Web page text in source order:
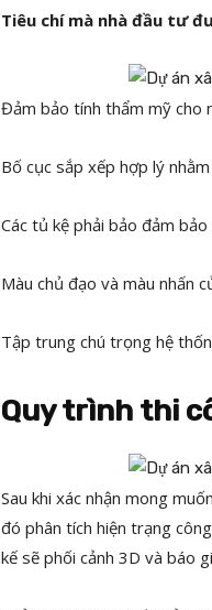
Tiêu chí mà nhà đầu tư
Đảm bảo tính thẩm mỹ cho
Bố cục sắp xếp hợp lý
Các tủ kệ phải bảo đảm
Màu chủ đạo và màu nhấn
Tập trung chú trọng hệ
Quy trình thi
Sau khi xác nhận mong
đó phân tích hiện trạng
kế sẽ phối cảnh 3D và báo